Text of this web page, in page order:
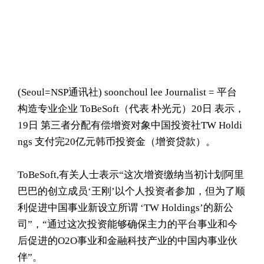
(Seoul= NSP通讯社) soonchoul lee Journalist = 平台
构造专业企业 ToBeSoft（代表 朴光元）20日 表示，
19日 第三者分配有偿增资对象中国投资社TW Holdi
ngs 支付完20亿元韩币投资金（增资贷款）。
ToBeSoft,有关人士表示“这次增资缴纳当初计划阿里
巴巴的创立成员‘王刚’以个人投资者参加，但为了顺
利促进中国事业新设立所谓 ‘TW Holdings’的新公
司”，“通过这次投资能够确保主力的平台事业和今
后促进的O2O事业和金融科技产业的中国内事业伙
伴”。